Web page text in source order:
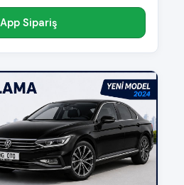
Sipariş